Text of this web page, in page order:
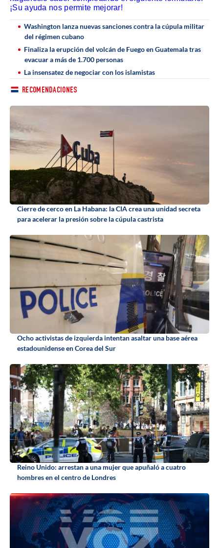
¡Su ayuda nos permite mejorar!
Washington lanza nuevas sanciones contra la cúpula militar
del régimen cubano
Finaliza la erupción del volcán de Fuego en Guatemala tras
evacuar a más de 1.700 personas
La insensatez de negociar con los islamistas
RECOMENDACIONES
Cierre de cerco en La Habana: la CIA crea una unidad secreta
para acelerar la presión sobre la cúpula castrista
Ocho activistas de izquierda intentan asaltar una base aérea
estadounidense en Corea del Sur
Reino Unido: arrestan a una mujer que apuñaló a cuatro
hombres en el centro de Londres